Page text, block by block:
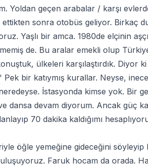
Yoldan geçen arabalar / karşı
ettikten sonra otobüs geliyor. Birkaç
Yaşlı bir amca. 1980de elçinin
de. Bu aralar emekli olup
ülkeleri karşılaştırdık. Diyor
Pek bir katıymış kurallar. Neyse,
İstasyonda kimse yok. Bir
devam diyorum. Ancak güç
70 dakika kaldığımı
öğle yemeğine gideceğini
Faruk hocam da orada.